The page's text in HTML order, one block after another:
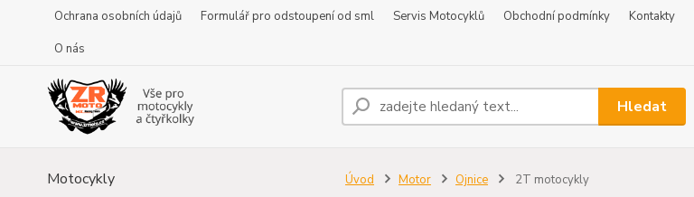
Ochrana osobních údajů Formulář pro odstoupení od sml Servis Motocyklů Obchodní podmínky Kontakty
O nás
Hledat
Motocykly Úvod Motor Ojnice 2T motocykly